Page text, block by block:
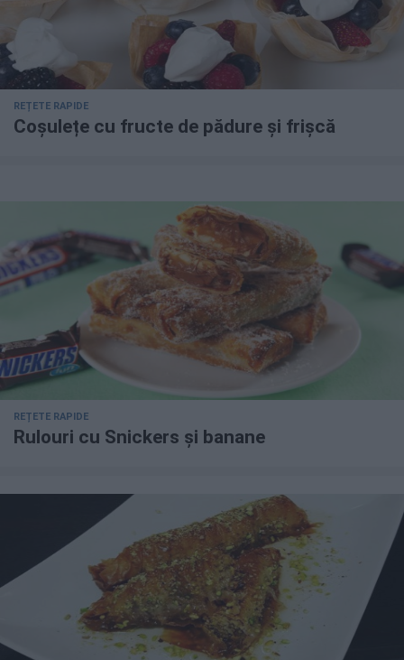
REȚETE RAPIDE
Coșulețe cu fructe de pădure și frișcă
REȚETE RAPIDE
Rulouri cu Snickers și banane